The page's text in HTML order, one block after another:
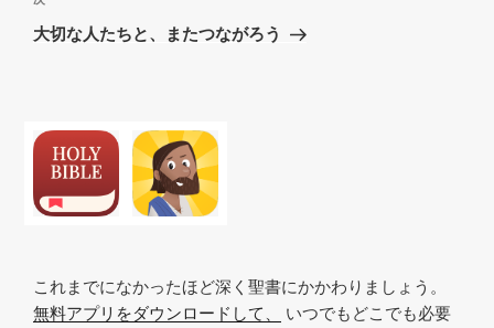
ゲ
ン
稿
の
大切な人たちと、またつながろう
これまでになかったほど深く聖書にかかわりましょう。
無料アプリをダウンロードして、
いつでもどこでも必要